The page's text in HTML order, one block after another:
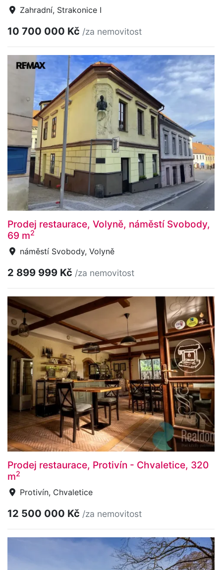
Zahradní, Strakonice I
10 700 000 Kč /za nemovitost
Prodej restaurace, Volyně, náměstí Svobody,
69 m2
náměstí Svobody, Volyně
2 899 999 Kč /za nemovitost
Prodej restaurace, Protivín - Chvaletice, 320
m2
Protivín, Chvaletice
12 500 000 Kč /za nemovitost